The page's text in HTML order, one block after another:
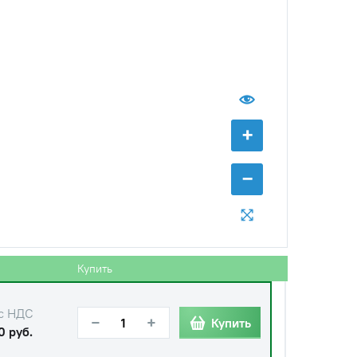
+
−
Купить
Купить
НДС
− + Купить
НДС
руб.
− + Купить